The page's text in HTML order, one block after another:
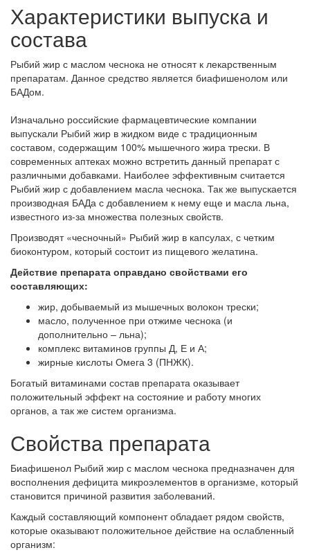
Характеристики выпуска и
состава
Рыбий жир с маслом чеснока не относят к лекарственным
препаратам. Данное средство является биафишенолом или
БАДом.
Изначально российские фармацевтические компании
выпускали Рыбий жир в жидком виде с традиционным
составом, содержащим 100% мышечного жира трески. В
современных аптеках можно встретить данный препарат с
различными добавками. Наиболее эффективным считается
Рыбий жир с добавлением масла чеснока. Так же выпускается
производная БАДа с добавлением к нему еще и масла льна,
известного из-за множества полезных свойств.
Производят «чесночный» Рыбий жир в капсулах, с четким
биоконтуром, который состоит из пищевого желатина.
Действие препарата оправдано свойствами его
составляющих:
жир, добываемый из мышечных волокон трески;
масло, полученное при отжиме чеснока (и
дополнительно – льна);
комплекс витаминов группы Д, Е и А;
жирные кислоты Омега 3 (ПНЖК).
Богатый витаминами состав препарата оказывает
положительный эффект на состояние и работу многих
органов, а так же систем организма.
Свойства препарата
Биафишенол Рыбий жир с маслом чеснока предназначен для
восполнения дефицита микроэлементов в организме, который
становится причиной развития заболеваний.
Каждый составляющий компонент обладает рядом свойств,
которые оказывают положительное действие на ослабленный
организм: